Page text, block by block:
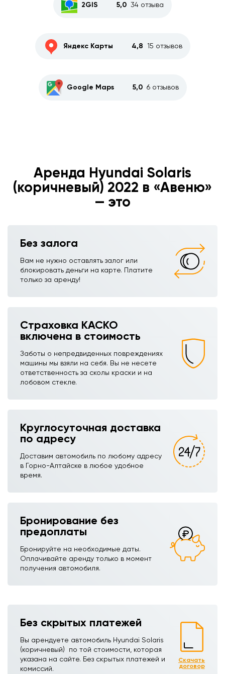
2GIS 5,0 34 отзыва
Яндекс Карты 4,8 15 отзывов
Google Maps 5,0 6 отзывов
Аренда Hyundai Solaris
(коричневый) 2022 в «Авеню»
— это
Без залога
Вам не нужно оставлять залог или
блокировать деньги на карте. Платите
только за аренду!
Страховка КАСКО
включена в стоимость
Заботы о непредвиденных повреждениях
машины мы взяли на себя. Вы не несете
ответственность за сколы краски и на
лобовом стекле.
Круглосуточная доставка
по адресу
Доставим автомобиль по любому адресу
в Горно-Алтайске в любое удобное
время.
Бронирование без
предоплаты
Бронируйте на необходимые даты.
Оплачивайте аренду только в момент
получения автомобиля.
Без скрытых платежей
Вы арендуете автомобиль Hyundai Solaris
(коричневый) ㅤㅤㅤ по той стоимости, которая
указана на сайте. Без скрытых платежей и
комиссий.
Скачать
договор